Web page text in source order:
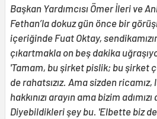
Başkan Yardımcısı Ömer İleri ve
Fethan’la dokuz gün önce bir
içeriğinde Fuat Oktay,
çıkartmakla on beş dakika
'Tamam, bu şirket pislik; bu şirket
de rahatsızız. Ama sizden
hakkınızı arayın ama bizim
Diyebildikleri şey bu. 'Elbette biz